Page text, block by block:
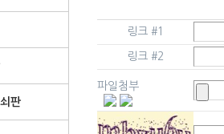
판
링크 #1
링크 #2
파일첨부